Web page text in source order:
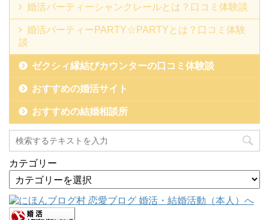
婚活パーティーシャンクレールとは？口コミ体験談
婚活パーティーPARTY☆PARTYとは？口コミ体験
談
ゼクシィ縁結びカウンターの口コミ体験談
おすすめの婚活サイト
おすすめの結婚相談所
カテゴリー